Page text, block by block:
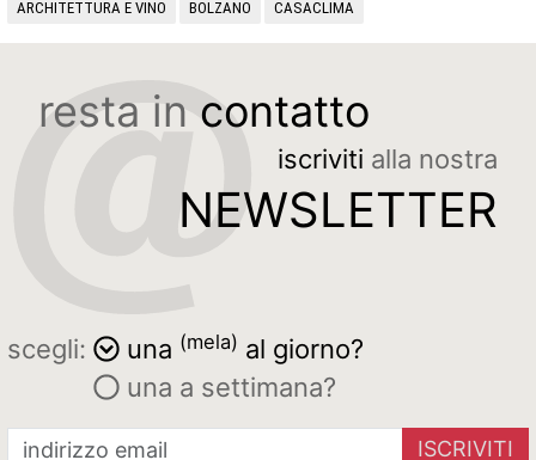
ARCHITETTURA E VINO BOLZANO CASACLIMA
resta in contatto
iscriviti alla nostra
NEWSLETTER
scegli: una (mela) al giorno?
una a settimana?
ISCRIVITI